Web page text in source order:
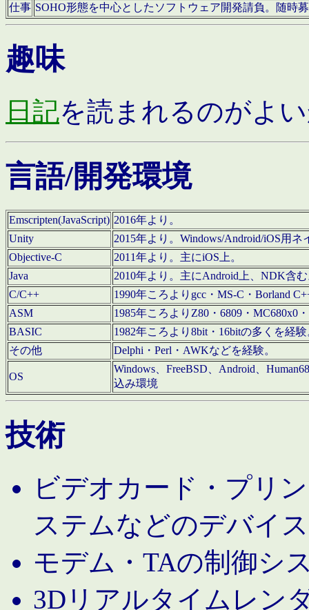
仕事 SOHO形態を中心としたソフトウェア開発請負。随時
趣味
日記を読まれるのがよ
言語/開発環境
Emscripten(JavaScript) 2016年より。
Unity
2015年より。Windows/Android/iOS用
Objective-C
2011年より。主にiOS上。
Java
2010年より。主にAndroid上、NDK含
C/C++
1990年ころよりgcc・MS-C・Borland
ASM
1985年ころよりZ80・6809・MC680x0
BASIC
1982年ころより8bit・16bitの多くを経
その他
Delphi・Perl・AWKなどを経験。
OS
Windows、FreeBSD、Android、
込み環境
技術
ビデオカード・プリ
ステムなどのデバイ
モデム・TAの制御シ
3Dリアルタイムレン